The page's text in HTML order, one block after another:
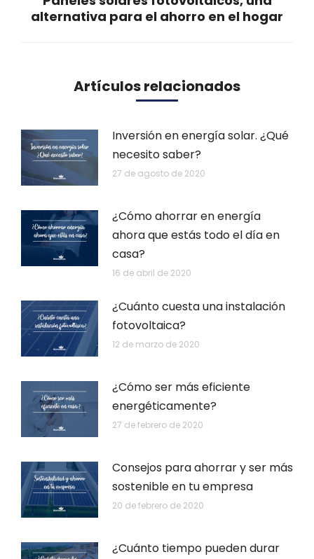
Publicación
alternativa para el ahorro en el hogar
Artículos relacionados
Inversión en energía solar. ¿Qué
necesito saber?
27 de agosto de 2020
¿Cómo ahorrar en energía
ahora que estás todo el día en
casa?
16 de abril de 2020
¿Cuánto cuesta una instalación
fotovoltaica?
12 de marzo de 2020
¿Cómo ser más eficiente
energéticamente?
27 de febrero de 2020
Consejos para ahorrar y ser más
sostenible en tu empresa
20 de febrero de 2020
¿Cuánto tiempo pueden durar